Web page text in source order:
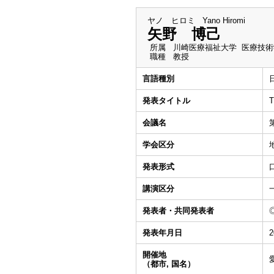
ヤノ ヒロミ Yano Hiromi
矢野 博己
所属
川崎医療福祉大学 医療技
職種
教授
言語種別
発表タイトル
会議名
学会区分
発表形式
講演区分
発表者・共同発表者
発表年月日
開催地
（都市, 国名）